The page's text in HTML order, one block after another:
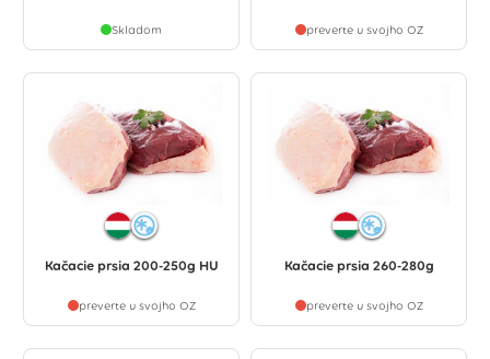
Skladom preverte u svojho OZ
Kačacie prsia 200-250g HU
preverte u svojho OZ
Kačacie prsia 260-280g
preverte u svojho OZ